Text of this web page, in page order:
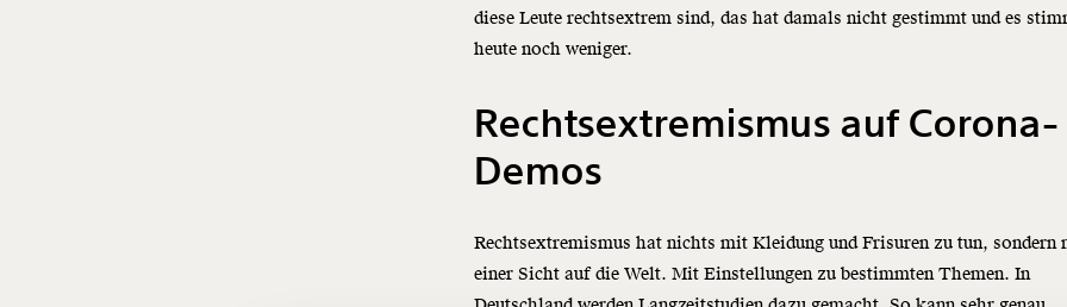
Immer
diese Leute rechtsextrem sind, das hat damals nicht gestimmt und es
heute noch weniger.
Rechtsextremismus auf Corona-
Demos
Rechtsextremismus hat nichts mit Kleidung und Frisuren zu tun, sondern
einer Sicht auf die Welt. Mit Einstellungen zu bestimmten Themen. In